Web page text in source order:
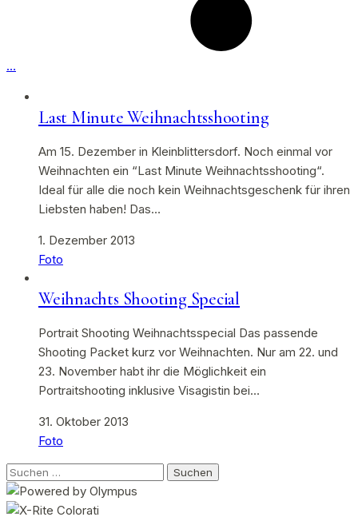
…
Last Minute Weihnachtsshooting
Am 15. Dezember in Kleinblittersdorf. Noch einmal vor
Weihnachten ein “Last Minute Weihnachtsshooting“.
Ideal für alle die noch kein Weihnachtsgeschenk für ihren
Liebsten haben! Das…
1. Dezember 2013
Foto
Weihnachts Shooting Special
Portrait Shooting Weihnachtsspecial Das passende
Shooting Packet kurz vor Weihnachten. Nur am 22. und
23. November habt ihr die Möglichkeit ein
Portraitshooting inklusive Visagistin bei…
31. Oktober 2013
Foto
Suchen
nach: